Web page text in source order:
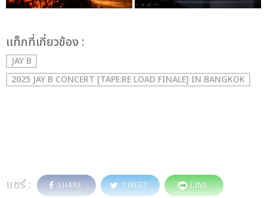
เเท็กที่เกี่ยวข้อง :
JAY B
2025 JAY B CONCERT [TAPE:RE LOAD FINALE] IN BANGKOK
แชร์ : SHARE TWEET LINE